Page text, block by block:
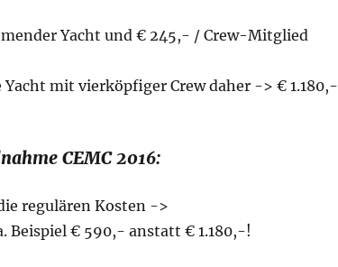
Yacht und € 245,- / Crew-Mitglied
Yacht mit vierköpfiger Crew daher -> € 1.180,-
CEMC 2016:
regulären Kosten ->
Beispiel € 590,- anstatt € 1.180,-!